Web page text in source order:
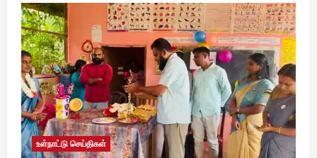
t
i
o
n
உள்நாட்டு செய்திகள்